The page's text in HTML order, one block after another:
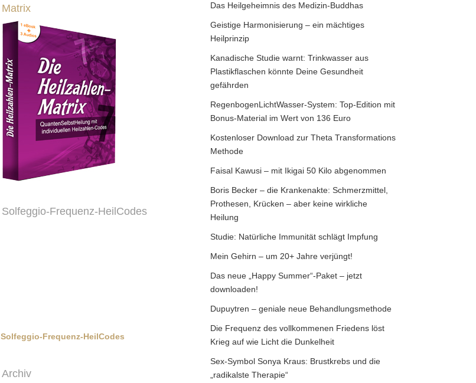
Matrix
Solfeggio-Frequenz-HeilCodes
Solfeggio-Frequenz-HeilCodes
Archiv
Das Heilgeheimnis des Medizin-Buddhas
Geistige Harmonisierung – ein mächtiges
Heilprinzip
Kanadische Studie warnt: Trinkwasser aus
Plastikflaschen könnte Deine Gesundheit
gefährden
RegenbogenLichtWasser-System: Top-Edition mit
Bonus-Material im Wert von 136 Euro
Kostenloser Download zur Theta Transformations
Methode
Faisal Kawusi – mit Ikigai 50 Kilo abgenommen
Boris Becker – die Krankenakte: Schmerzmittel,
Prothesen, Krücken – aber keine wirkliche
Heilung
Studie: Natürliche Immunität schlägt Impfung
Mein Gehirn – um 20+ Jahre verjüngt!
Das neue „Happy Summer“-Paket – jetzt
downloaden!
Dupuytren – geniale neue Behandlungsmethode
Die Frequenz des vollkommenen Friedens löst
Krieg auf wie Licht die Dunkelheit
Sex-Symbol Sonya Kraus: Brustkrebs und die
„radikalste Therapie“